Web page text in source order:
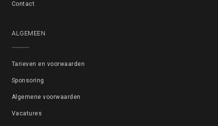
Contact
ALGEMEEN
Tarieven en voorwaarden
Sponsoring
Algemene voorwaarden
Vacatures